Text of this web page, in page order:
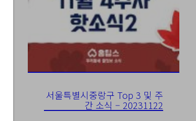
서울특별시중랑구 Top 3 및 주
간 소식 – 20231122